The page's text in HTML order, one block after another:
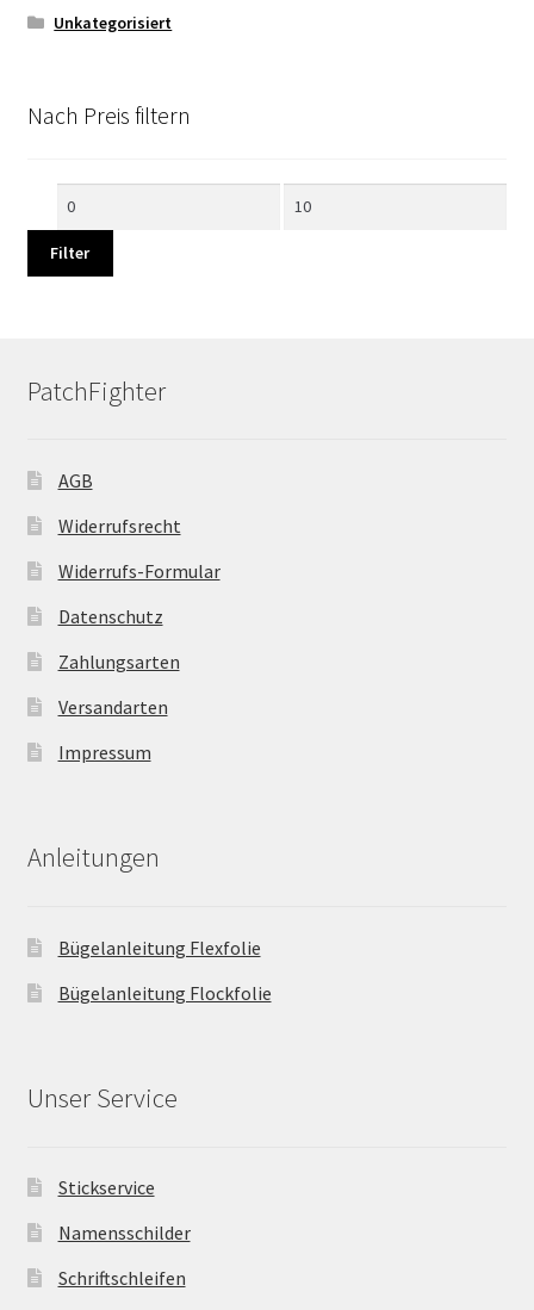
Unkategorisiert
Nach Preis filtern
Min.
Max.
Filter
PatchFighter
AGB
Widerrufsrecht
Widerrufs-Formular
Datenschutz
Zahlungsarten
Versandarten
Impressum
Anleitungen
Bügelanleitung Flexfolie
Bügelanleitung Flockfolie
Unser Service
Stickservice
Namensschilder
Schriftschleifen